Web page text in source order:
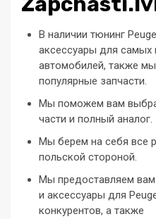
В наличии тюнинг
аксессуары для самых
автомобилей, также
популярные запчасти.
Мы поможем вам
части и полный аналог.
Мы берем на себя все
польской стороной.
Мы предоставляем
и аксессуары для
конкурентов, а также